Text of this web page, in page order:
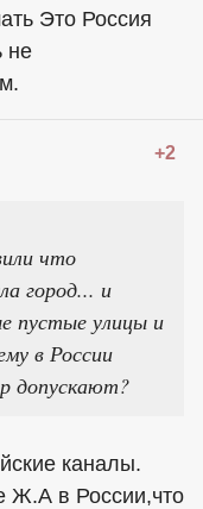
Это Россия
не
+2
что
город... и
пустые улицы и
в России
допускают?
каналы.
Ж.А в России,что